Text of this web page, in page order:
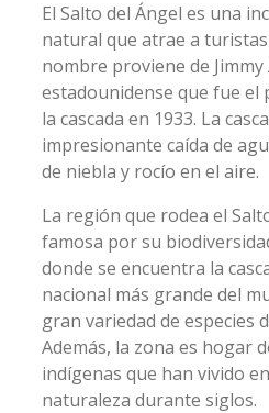
El Salto del Ángel es una
natural que atrae a
nombre proviene de
estadounidense que fue
la cascada en 1933. La
impresionante caída de
de niebla y rocío en el aire.
La región que rodea el
famosa por su
donde se encuentra la
nacional más grande del
gran variedad de especies
Además, la zona es hogar
indígenas que han vivido
naturaleza durante siglos.